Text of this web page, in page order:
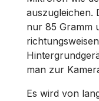
auszugleichen.
nur 85 Gramm
man zur
Es wird von